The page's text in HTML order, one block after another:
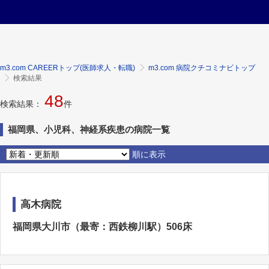
m3.com CAREERトップ(医師求人・転職)
m3.com 病院クチコミナビトップ
検索結果
検索結果： 48件
福岡県、小児科、神経系疾患の病院一覧
順に表示
高木病院
福岡県大川市（最寄：西鉄柳川駅）506床